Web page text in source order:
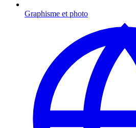
Graphisme et photo